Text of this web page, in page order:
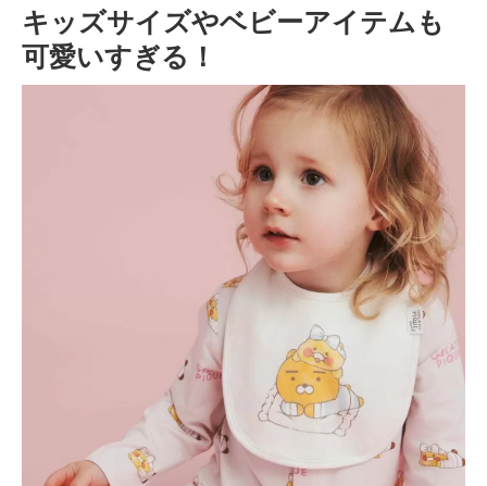
キッズサイズやベビーアイテムも
可愛いすぎる！